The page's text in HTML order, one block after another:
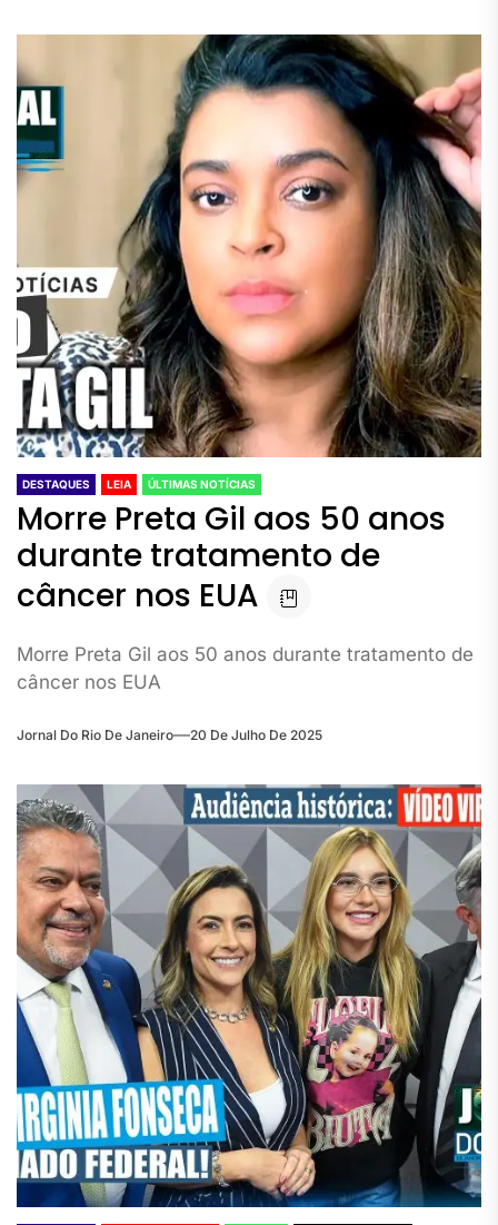
DESTAQUES LEIA ÚLTIMAS NOTÍCIAS
Morre Preta Gil aos 50 anos
durante tratamento de
câncer nos EUA
Morre Preta Gil aos 50 anos durante tratamento de
câncer nos EUA
Jornal Do Rio De Janeiro 20 De Julho De 2025